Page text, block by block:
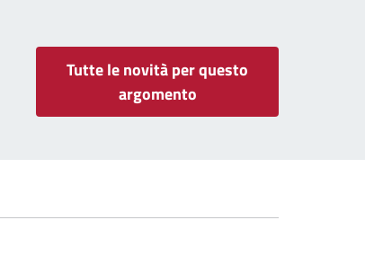
Tutte le novità per questo
argomento